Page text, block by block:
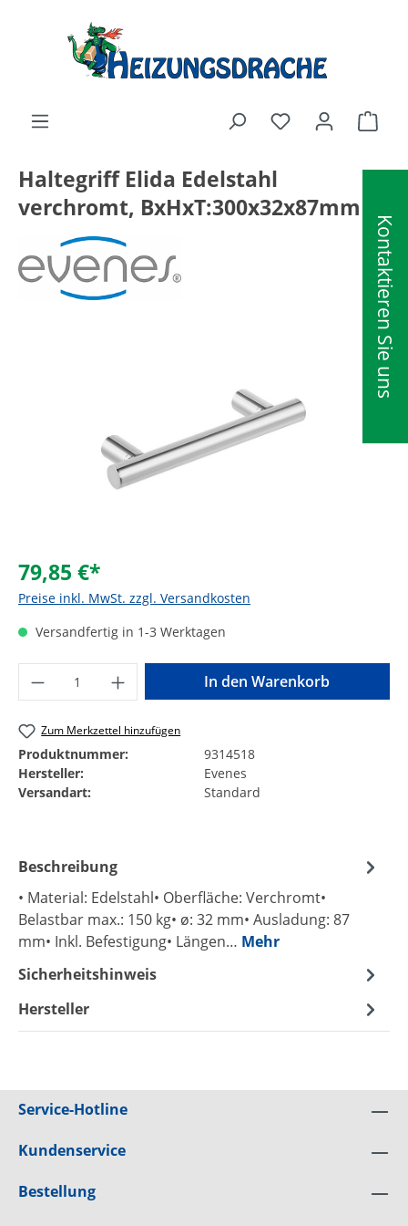
Kontaktieren Sie uns
Haltegriff Elida Edelstahl
verchromt, BxHxT:300x32x87mm
79,85 €*
Preise inkl. MwSt. zzgl. Versandkosten
Versandfertig in 1-3 Werktagen
Produkt Anzahl: Gib den gewünschten
In den Warenkorb
Zum Merkzettel hinzufügen
Produktnummer:
9314518
Hersteller:
Evenes
Versandart:
Standard
Beschreibung
• Material: Edelstahl• Oberfläche: Verchromt•
Belastbar max.: 150 kg• ø: 32 mm• Ausladung: 87
mm• Inkl. Befestigung• Längen… Mehr
Sicherheitshinweis
Hersteller
Service-Hotline
Kundenservice
Bestellung